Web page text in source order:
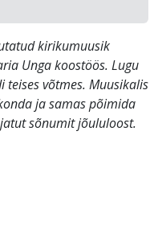
kirikumuusik
Unga koostöös. Lugu
võtmes. Muusikalis
ja samas põimida
sõnumit jõululoost.